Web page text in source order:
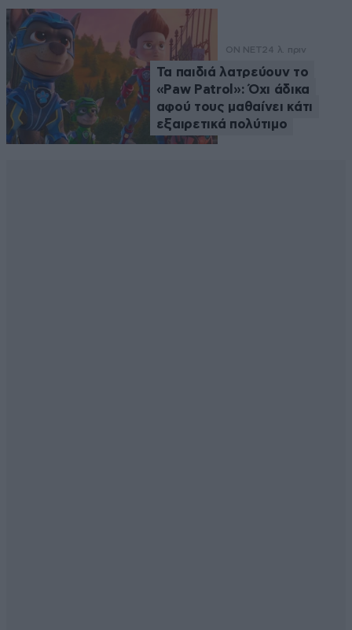
ON NET24 λ. πριν
Τα παιδιά λατρεύουν το
«Paw Patrol»: Όχι άδικα
αφού τους μαθαίνει κάτι
εξαιρετικά πολύτιμο